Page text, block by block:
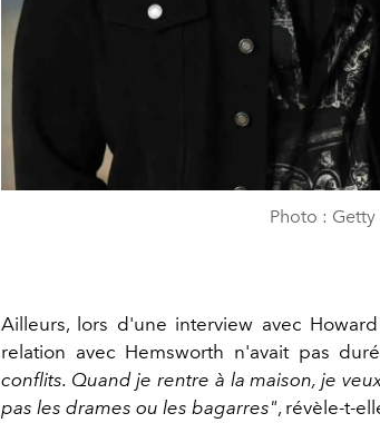
Photo :
Ailleurs, lors d'une interview avec
relation avec Hemsworth n'avait pas
conflits. Quand je rentre à la maison, je
pas les drames ou les bagarres", révèle-t-